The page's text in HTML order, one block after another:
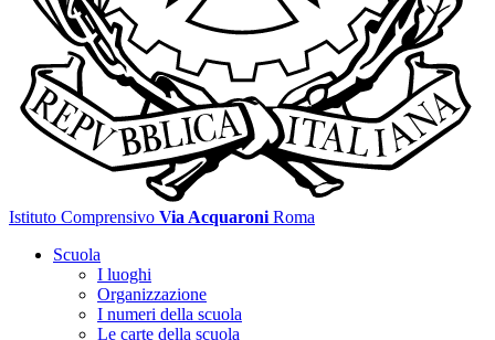
Istituto Comprensivo Via Acquaroni Roma
Scuola
I luoghi
Organizzazione
I numeri della scuola
Le carte della scuola